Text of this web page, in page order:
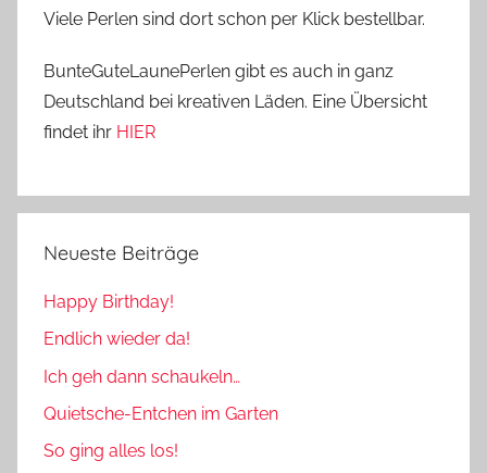
Viele Perlen sind dort schon per Klick bestellbar.
BunteGuteLaunePerlen gibt es auch in ganz
Deutschland bei kreativen Läden. Eine Übersicht
findet ihr HIER
Neueste Beiträge
Happy Birthday!
Endlich wieder da!
Ich geh dann schaukeln…
Quietsche-Entchen im Garten
So ging alles los!